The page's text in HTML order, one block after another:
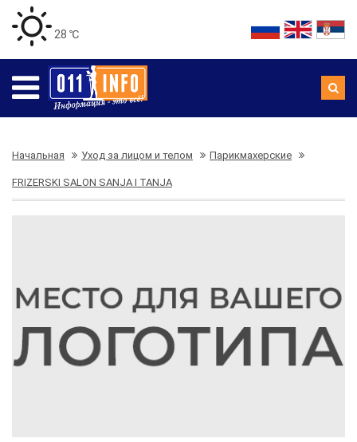
28 ℃
Начальная Уход за лицом и телом Парикмахерские
FRIZERSKI SALON SANJA I TANJA